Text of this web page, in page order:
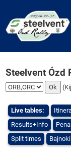
Steelvent Ózd
(
Live tables:
Results+Info
Split times